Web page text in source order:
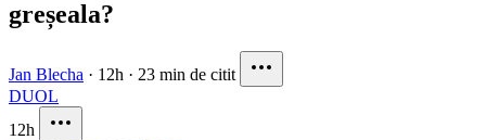
greșeala?
Jan Blecha · 12h · 23 min de citit
DUOL
12h